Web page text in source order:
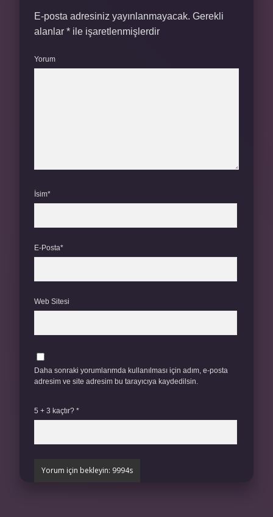
E-posta adresiniz yayınlanmayacak. Gerekli
alanlar * ile işaretlenmişlerdir
Yorum
İsim*
E-Posta*
Web Sitesi
Daha sonraki yorumlarımda kullanılması için adım, e-posta
adresim ve site adresim bu tarayıcıya kaydedilsin.
5 + 3 kaçtır? *